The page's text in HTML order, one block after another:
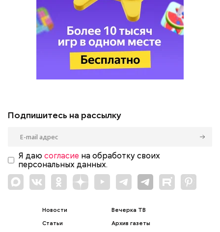
Подпишитесь на рассылку
Я даю согласие на обработку своих
персональных данных.
Новости
Статьи
Вечерка ТВ
Архив газеты